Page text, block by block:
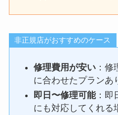
非正規店がおすすめのケース
修理費用が安い ：
に合わせたプランあ
即日〜修理可能：即
にも対応してくれる